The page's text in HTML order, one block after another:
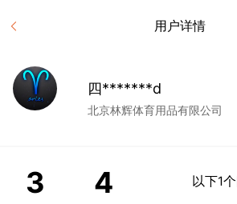
用户详情
四*******d
北京林辉体育用品有限公司
3 4 以下1